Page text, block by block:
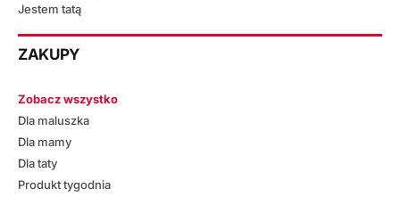
Jestem tatą
ZAKUPY
Zobacz wszystko
Dla maluszka
Dla mamy
Dla taty
Produkt tygodnia